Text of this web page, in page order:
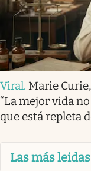
Viral. Marie
“La mejor vida
que está repleta
Las más leidas